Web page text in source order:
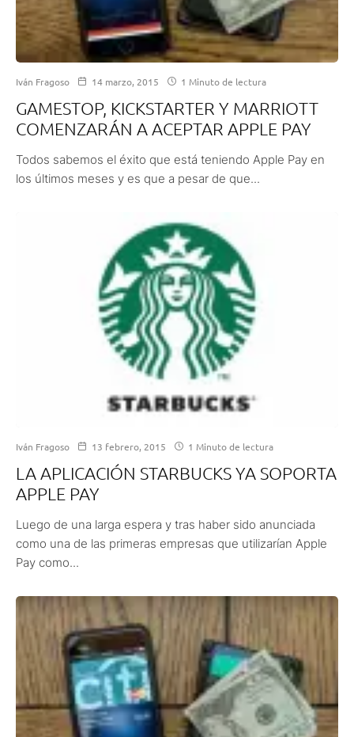
Iván Fragoso 14 marzo, 2015 1 Minuto de lectura
GAMESTOP, KICKSTARTER Y MARRIOTT
COMENZARÁN A ACEPTAR APPLE PAY
Todos sabemos el éxito que está teniendo Apple Pay en
los últimos meses y es que a pesar de que...
Iván Fragoso 13 febrero, 2015 1 Minuto de lectura
LA APLICACIÓN STARBUCKS YA SOPORTA
APPLE PAY
Luego de una larga espera y tras haber sido anunciada
como una de las primeras empresas que utilizarían Apple
Pay como...